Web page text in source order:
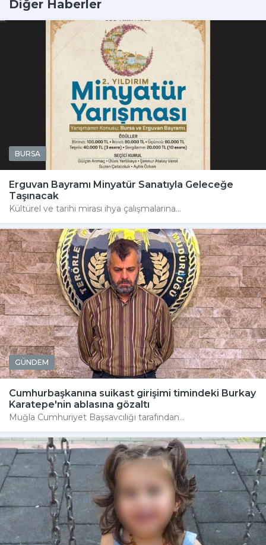
Diğer Haberler
BURSA
Erguvan Bayramı Minyatür Sanatıyla Geleceğe
Taşınacak
Kültürel ve tarihi mirası ihya çalışmalarına...
GÜNDEM
Cumhurbaşkanına suikast girişimi timindeki Burkay
Karatepe'nin ablasına gözaltı
Muğla Cumhuriyet Başsavcılığı tarafından...